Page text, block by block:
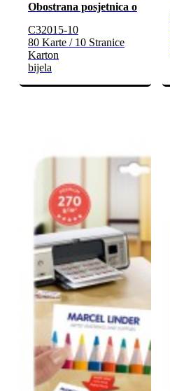
Obostrana posjetnica o
C32015-10
80 Karte / 10 Stranice
Karton
bijela